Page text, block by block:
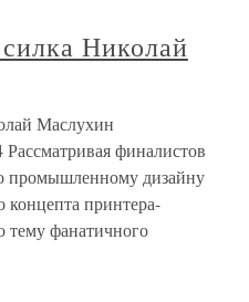
Николай
Маслухин
финалистов
промышленному дизайну
принтера-
тему фанатичного